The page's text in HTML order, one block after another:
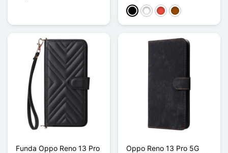
NegroBlancoRojoMarrón
Funda Oppo Reno 13 Pro
Oppo Reno 13 Pro 5G